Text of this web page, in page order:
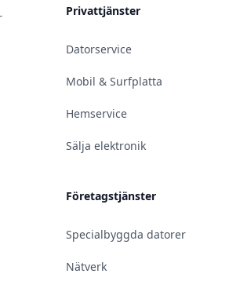
Privattjänster
Datorservice
Mobil & Surfplatta
Hemservice
Sälja elektronik
Företagstjänster
Specialbyggda datorer
Nätverk